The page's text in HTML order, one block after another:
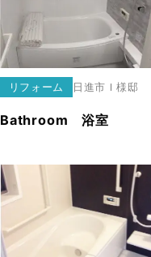
リフォーム 日進市 Ｉ様邸
Bathroom 浴室